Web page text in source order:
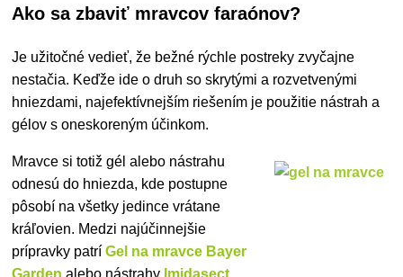
Ako sa zbaviť mravcov faraónov?
Je užitočné vedieť, že bežné rýchle postreky zvyčajne
nestačia. Keďže ide o druh so skrytými a rozvetvenými
hniezdami, najefektívnejším riešením je použitie nástrah a
gélov s oneskoreným účinkom.
Mravce si totiž gél alebo nástrahu
odnesú do hniezda, kde postupne
pôsobí na všetky jedince vrátane
kráľovien. Medzi najúčinnejšie
prípravky patríGel na mravce Bayer